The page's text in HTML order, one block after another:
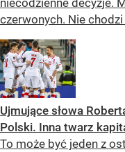
czerwonych. Nie
Ujmujące słowa
Polski. Inna twarz
To może być jeden z